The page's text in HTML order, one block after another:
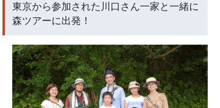
東京から参加された川口さん一家と一緒に
森ツアーに出発！